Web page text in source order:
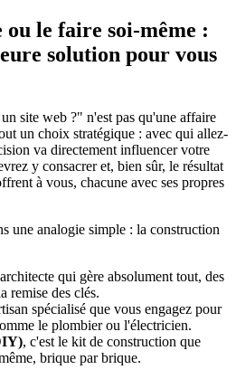
ou le faire soi-même :
solution pour vous
site web ?" n'est pas qu'une affaire
un choix stratégique : avec qui allez-
va directement influencer votre
y consacrer et, bien sûr, le résultat
à vous, chacune avec ses propres
une analogie simple : la construction
qui gère absolument tout, des
remise des clés.
spécialisé que vous engagez pour
le plombier ou l'électricien.
, c'est le kit de construction que
brique par brique.